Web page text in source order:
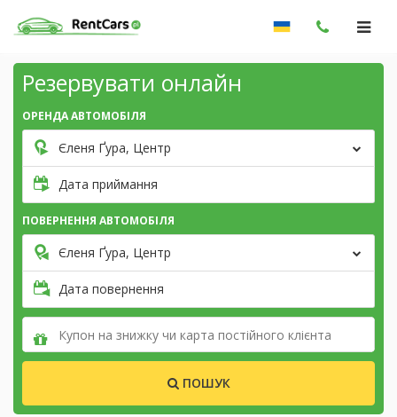
Резервувати онлайн
ОРЕНДА АВТОМОБІЛЯ
Єленя Ґура, Центр
Дата приймання
ПОВЕРНЕННЯ АВТОМОБІЛЯ
Єленя Ґура, Центр
Дата повернення
ПОШУК